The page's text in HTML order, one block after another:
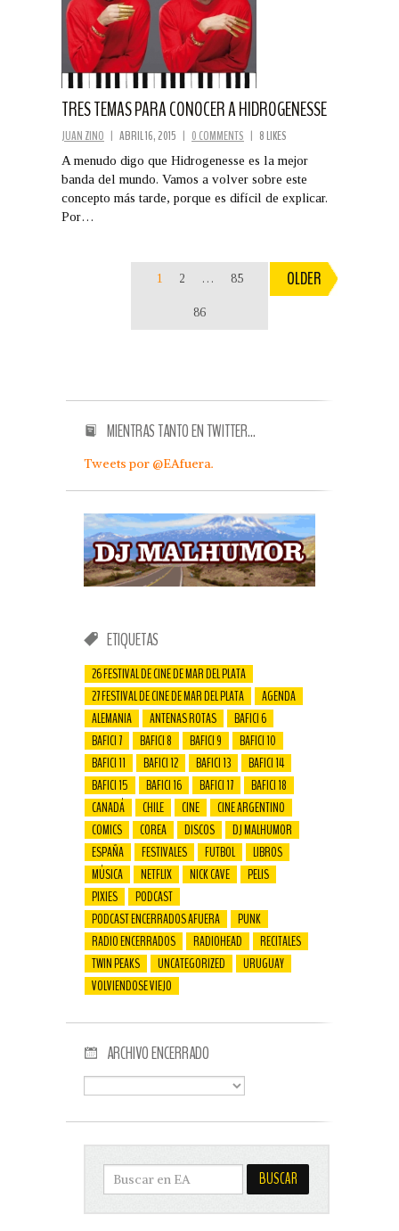
TRES TEMAS PARA CONOCER A HIDROGENESSE
JUAN ZINO | ABRIL 16, 2015 | 0 COMMENTS | 8 LIKES
A menudo digo que Hidrogenesse es la mejor
banda del mundo. Vamos a volver sobre este
concepto más tarde, porque es difícil de explicar.
Por…
1 2 … 85
86
OLDER
MIENTRAS TANTO EN TWITTER…
Tweets por @EAfuera.
ETIQUETAS
26 FESTIVAL DE CINE DE MAR DEL PLATA
27 FESTIVAL DE CINE DE MAR DEL PLATA
AGENDA
ALEMANIA
ANTENAS ROTAS
BAFICI 6
BAFICI 7
BAFICI 8 BAFICI 9
BAFICI 10
BAFICI 11
BAFICI 12 BAFICI 13
BAFICI 14
BAFICI 15
BAFICI 16 BAFICI 17
BAFICI 18
CANADÁ
CHILE CINE
CINE ARGENTINO
COMICS
COREA DISCOS
DJ MALHUMOR
ESPAÑA
FESTIVALES FUTBOL
LIBROS
MÚSICA
NETFLIX NICK CAVE
PELIS
PIXIES
PODCAST
PODCAST ENCERRADOS AFUERA
PUNK
RADIO ENCERRADOS
RADIOHEAD
RECITALES
TWIN PEAKS
UNCATEGORIZED
URUGUAY
VOLVIENDOSE VIEJO
ARCHIVO ENCERRADO